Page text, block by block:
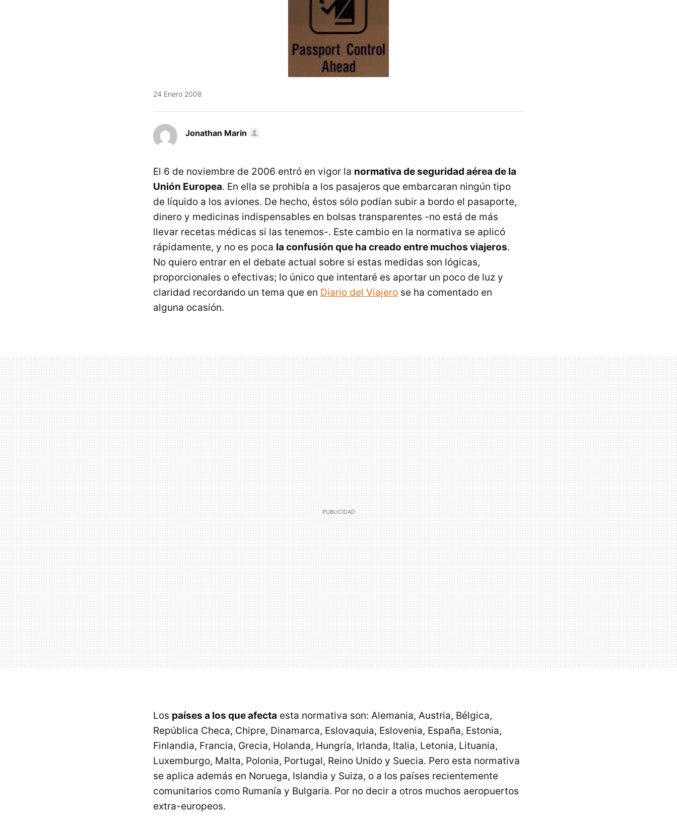
24 Enero 2008
Jonathan Marin
El 6 de noviembre de 2006 entró en vigor la normativa de seguridad aérea de la
Unión Europea. En ella se prohibía a los pasajeros que embarcaran ningún tipo
de líquido a los aviones. De hecho, éstos sólo podían subir a bordo el pasaporte,
dinero y medicinas indispensables en bolsas transparentes -no está de más
llevar recetas médicas si las tenemos-. Este cambio en la normativa se aplicó
rápidamente, y no es poca la confusión que ha creado entre muchos viajeros.
No quiero entrar en el debate actual sobre si estas medidas son lógicas,
proporcionales o efectivas; lo único que intentaré es aportar un poco de luz y
claridad recordando un tema que en Diario del Viajero se ha comentado en
alguna ocasión.
Los países a los que afecta esta normativa son: Alemania, Austria, Bélgica,
República Checa, Chipre, Dinamarca, Eslovaquia, Eslovenia, España, Estonia,
Finlandia, Francia, Grecia, Holanda, Hungría, Irlanda, Italia, Letonia, Lituania,
Luxemburgo, Malta, Polonia, Portugal, Reino Unido y Suecia. Pero esta normativa
se aplica además en Noruega, Islandia y Suiza, o a los países recientemente
comunitarios como Rumanía y Bulgaria. Por no decir a otros muchos aeropuertos
extra-europeos.